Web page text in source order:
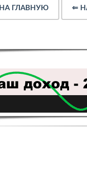
НА ГЛАВНУЮ ⇐